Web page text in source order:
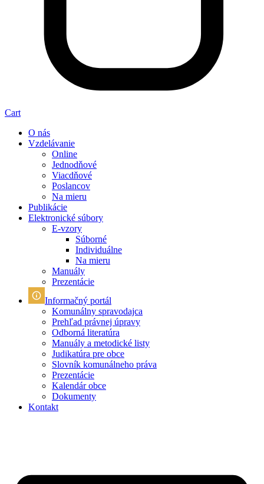
Cart
O nás
Vzdelávanie
Online
Jednodňové
Viacdňové
Poslancov
Na mieru
Publikácie
Elektronické súbory
E-vzory
Súborné
Individuálne
Na mieru
Manuály
Prezentácie
Informačný portál
Komunálny spravodajca
Prehľad právnej úpravy
Odborná literatúra
Manuály a metodické listy
Judikatúra pre obce
Slovník komunálneho práva
Prezentácie
Kalendár obce
Dokumenty
Kontakt